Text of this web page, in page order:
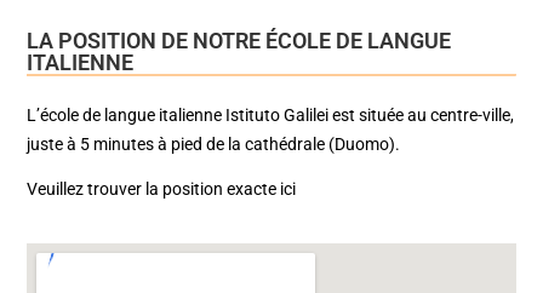
LA POSITION DE NOTRE ÉCOLE DE LANGUE
ITALIENNE
L’école de langue italienne Istituto Galilei est située au centre-ville,
juste à 5 minutes à pied de la cathédrale (Duomo).
Veuillez trouver la position exacte ici